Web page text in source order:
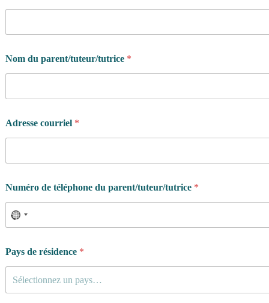
?
Nom du parent/tuteur/tutrice *
Adresse courriel *
Numéro de téléphone du parent/tuteur/tutrice *
Pays de résidence *
Sélectionnez un pays…